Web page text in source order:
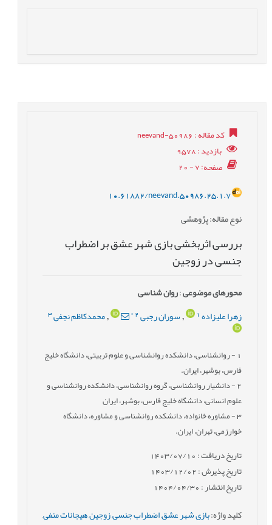
کد مقاله: neevand-50986
بازدید: 9578
صفحه: 7 - 20
10.61882/neevand.50986.25.1.7
نوع مقاله: پژوهشی
بررسی اثربخشی بازی شهر عشق بر اضطراب
جنسی در زوجین
محورهای موضوعی:روان شناسی
زهرا علیزاده1
,سوران رجبی 2
*
,محمدکاظم نجفی 3
- روانشناسی، دانشکده روانشناسی و علوم تربیتی، دانشگاه خلیج
فارس، بوشهر، ایران.
2- دانشیار روانشناسی، گروه روانشناسی، دانشکده روانشناسی و
علوم انسانی، دانشگاه خلیج فارس، بوشهر، ایران
3- مشاوره خانواده، دانشکده روانشناسی و مشاوره، دانشگاه
خوارزمی، تهران، ایران.
تاریخ دریافت : 1403/07/10
تاریخ پذیرش : 1403/12/02
تاریخ انتشار : 1404/04/30
کلید واژه:بازی شهر عشق,اضطراب جنسی,زوجین,هیجانات منفی,